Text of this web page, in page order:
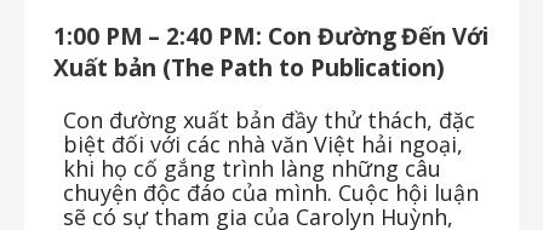
1:00 PM – 2:40 PM: Con ĐườngĐến Với
Xuất bản (The Path to Publication)
Con đường xuất bản đầy thử thách, đặc
biệt đối với các nhà văn Việt hải ngoại,
khi họ cố gắng trình làng những câu
chuyện độc đáo của mình. Cuộc hội luận
sẽ có sự tham gia của Carolyn Huỳnh,